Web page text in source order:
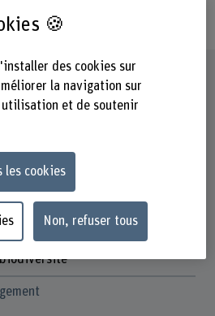
🍪
des cookies sur
la navigation sur
et de soutenir
les cookies
Non, refuser tous